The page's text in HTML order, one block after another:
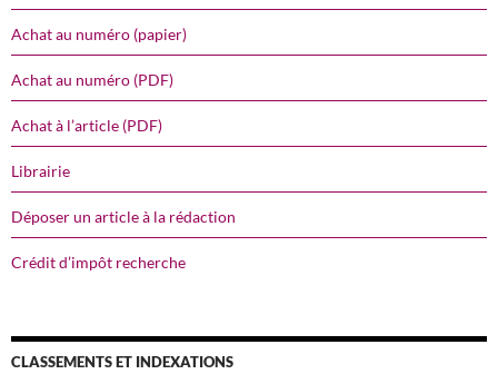
Achat au numéro (papier)
Achat au numéro (PDF)
Achat à l’article (PDF)
Librairie
Déposer un article à la rédaction
Crédit d’impôt recherche
CLASSEMENTS ET INDEXATIONS